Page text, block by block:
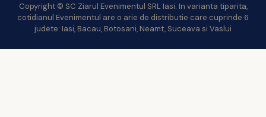
Copyright © SC Ziarul Evenimentul SRL Iasi. In varianta tiparita,
cotidianul Evenimentul are o arie de distributie care cuprinde 6
judete: Iasi, Bacau, Botosani, Neamt, Suceava si Vaslui